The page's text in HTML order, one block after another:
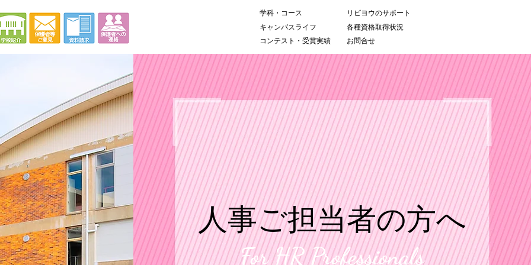
学科・コース
キャンパスライフ
コンテスト・受賞実績
リビヨウのサポート
各種資格取得状況
お問合せ
人事ご担当者の方へ
For HR Professionals